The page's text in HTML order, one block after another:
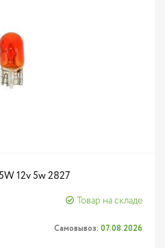
12v 5w 2827
Товар на складе
Самовывоз: 07.08.2026